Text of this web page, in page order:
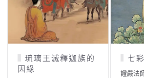
琉璃王滅釋迦族的
因緣
七
證嚴法